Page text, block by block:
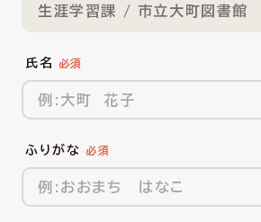
生涯学習課 / 市立大町図書館
氏名
ふりがな